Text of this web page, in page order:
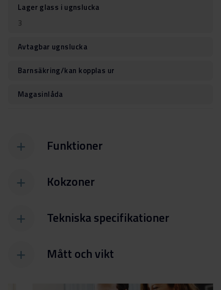
Lager glass i ugnslucka
3
Avtagbar ugnslucka
Barnsäkring/kan kopplas ur
Magasinlåda
Funktioner
Kokzoner
Tekniska specifikationer
Mått och vikt